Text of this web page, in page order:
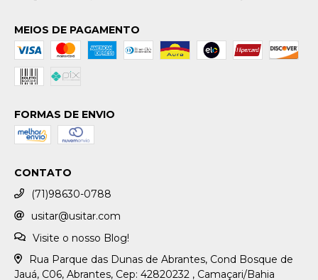
MEIOS DE PAGAMENTO
FORMAS DE ENVIO
CONTATO
(71)98630-0788
usitar@usitar.com
Visite o nosso Blog!
Rua Parque das Dunas de Abrantes, Cond Bosque de
Jauá, C06, Abrantes, Cep: 42820232 , Camaçari/Bahia